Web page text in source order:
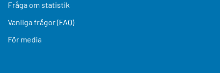
Fråga om statistik
Vanliga frågor (FAQ)
För media